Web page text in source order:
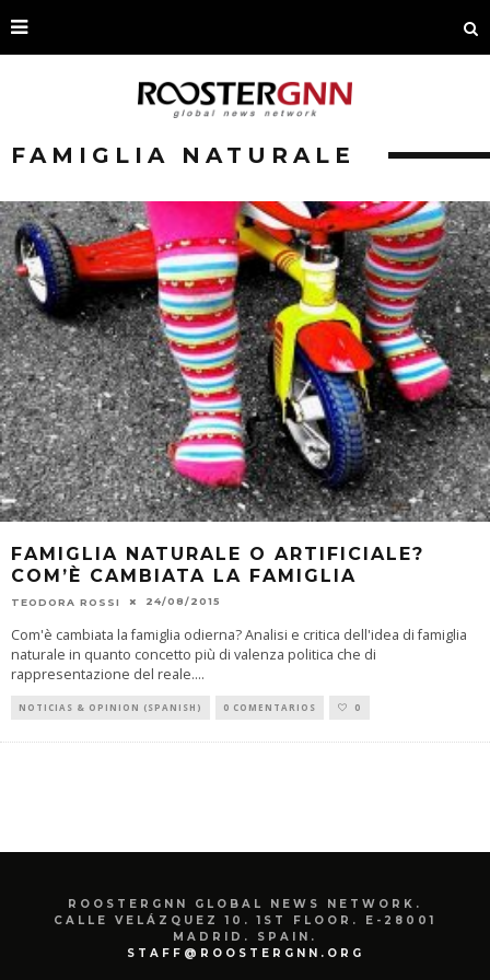
FAMIGLIA NATURALE
FAMIGLIA NATURALE O ARTIFICIALE?
COM’È CAMBIATA LA FAMIGLIA
TEODORA ROSSI 24/08/2015
Com'è cambiata la famiglia odierna? Analisi e critica dell'idea di famiglia
naturale in quanto concetto più di valenza politica che di
rappresentazione del reale....
NOTICIAS & OPINION (SPANISH) 0 COMENTARIOS 0
ROOSTERGNN GLOBAL NEWS NETWORK.
CALLE VELÁZQUEZ 10. 1ST FLOOR. E-28001
MADRID. SPAIN.
STAFF@ROOSTERGNN.ORG